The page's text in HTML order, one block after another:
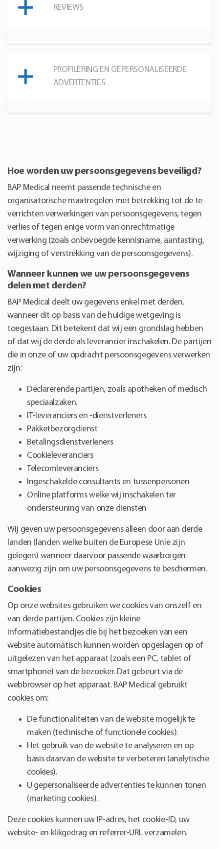
REVIEWS
PROFILERING EN GEPERSONALISEERDE
ADVERTENTIES
Hoe worden uw persoonsgegevens beveiligd?
BAP Medical neemt passende technische en
organisatorische maatregelen met betrekking tot de te
verrichten verwerkingen van persoonsgegevens, tegen
verlies of tegen enige vorm van onrechtmatige
verwerking (zoals onbevoegde kennisname, aantasting,
wijziging of verstrekking van de persoonsgegevens).
Wanneer kunnen we uw persoonsgegevens
delen met derden?
BAP Medical deelt uw gegevens enkel met derden,
wanneer dit op basis van de huidige wetgeving is
toegestaan. Dit betekent dat wij een grondslag hebben
of dat wij de derde als leverancier inschakelen. De partijen
die in onze of uw opdracht persoonsgegevens verwerken
zijn:
Declarerende partijen, zoals apotheken of medisch
speciaalzaken.
IT-leveranciers en -dienstverleners
Pakketbezorgdienst
Betalingsdienstverleners
Cookieleveranciers
Telecomleveranciers
Ingeschakelde consultants en tussenpersonen
Online platforms welke wij inschakelen ter
ondersteuning van onze diensten
Wij geven uw persoonsgegevens alleen door aan derde
landen (landen welke buiten de Europese Unie zijn
gelegen) wanneer daarvoor passende waarborgen
aanwezig zijn om uw persoonsgegevens te beschermen.
Cookies
Op onze websites gebruiken we cookies van onszelf en
van derde partijen. Cookies zijn kleine
informatiebestandjes die bij het bezoeken van een
website automatisch kunnen worden opgeslagen op of
uitgelezen van het apparaat (zoals een PC, tablet of
smartphone) van de bezoeker. Dat gebeurt via de
webbrowser op het apparaat. BAP Medical gebruikt
cookies om:
De functionaliteiten van de website mogelijk te
maken (technische of functionele cookies).
Het gebruik van de website te analyseren en op
basis daarvan de website te verbeteren (analytische
cookies).
U gepersonaliseerde advertenties te kunnen tonen
(marketing cookies).
Deze cookies kunnen uw IP-adres, het cookie-ID, uw
website- en klikgedrag en referrer-URL verzamelen.